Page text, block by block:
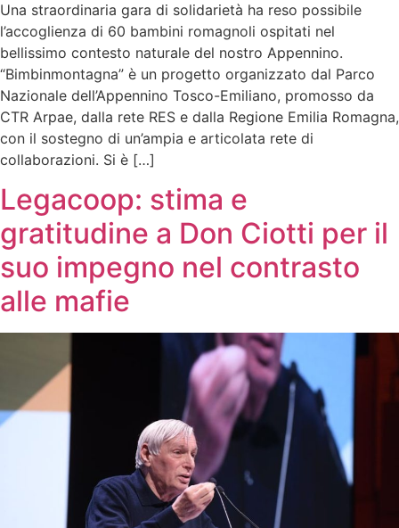
Una straordinaria gara di solidarietà ha reso possibile
l’accoglienza di 60 bambini romagnoli ospitati nel
bellissimo contesto naturale del nostro Appennino.
“Bimbinmontagna” è un progetto organizzato dal Parco
Nazionale dell’Appennino Tosco-Emiliano, promosso da
CTR Arpae, dalla rete RES e dalla Regione Emilia Romagna,
con il sostegno di un’ampia e articolata rete di
collaborazioni. Si è […]
Legacoop: stima e
gratitudine a Don Ciotti per il
suo impegno nel contrasto
alle mafie